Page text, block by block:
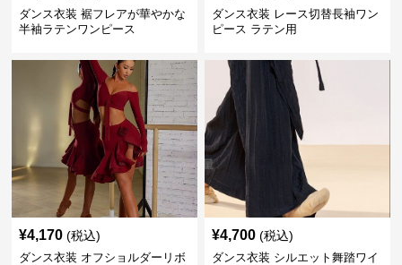
ダンス衣装 裾フレアが華やかな
半袖ラテンワンピース
ダンス衣装 レース切替長袖ワン
ピース ラテン用
¥4,170 (税込)
ダンス衣装 オフショルダーリボ
¥4,700 (税込)
ダンス衣装 シルエット舞踏ワイ